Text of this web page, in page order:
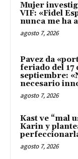
Mujer
VIF: «Fidel
nunca me ha
agosto 7, 2026
Pavez da
feriado del 17
septiembre:
necesario
agosto 7, 2026
Kast ve “mal
Karin y
agosto 7, 2026